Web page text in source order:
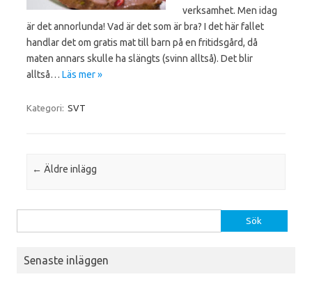
verksamhet. Men idag
är det annorlunda! Vad är det som är bra? I det här fallet
handlar det om gratis mat till barn på en fritidsgård, då
maten annars skulle ha slängts (svinn alltså). Det blir
alltså… Läs mer »
Kategori: SVT
Inläggsnavigering
← Äldre inlägg
Senaste inläggen